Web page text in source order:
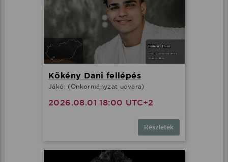
Kökény Dani fellépés
Jákó, (Önkormányzat udvara)
2026.08.01 18:00 UTC+2
Részletek